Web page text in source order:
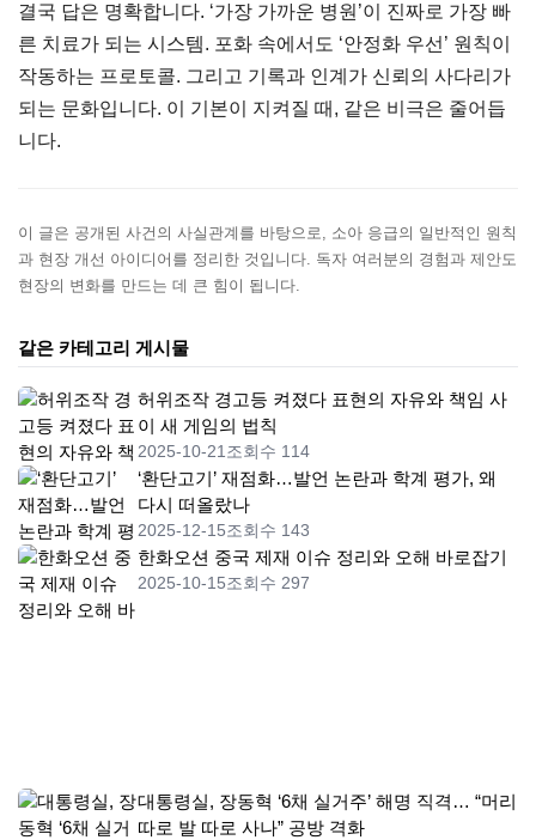
결국 답은 명확합니다. ‘가장 가까운 병원’이 진짜로 가장 빠
른 치료가 되는 시스템. 포화 속에서도 ‘안정화 우선’ 원칙이
작동하는 프로토콜. 그리고 기록과 인계가 신뢰의 사다리가
되는 문화입니다. 이 기본이 지켜질 때, 같은 비극은 줄어듭
니다.
이 글은 공개된 사건의 사실관계를 바탕으로, 소아 응급의 일반적인 원칙
과 현장 개선 아이디어를 정리한 것입니다. 독자 여러분의 경험과 제안도
현장의 변화를 만드는 데 큰 힘이 됩니다.
같은 카테고리 게시물
허위조작 경고등 켜졌다 표현의 자유와 책임 사
이 새 게임의 법칙
2025-10-21조회수 114
‘환단고기’ 재점화…발언 논란과 학계 평가, 왜
다시 떠올랐나
2025-12-15조회수 143
한화오션 중국 제재 이슈 정리와 오해 바로잡기
2025-10-15조회수 297
대통령실, 장동혁 ‘6채 실거주’ 해명 직격… “머리
따로 발 따로 사나” 공방 격화